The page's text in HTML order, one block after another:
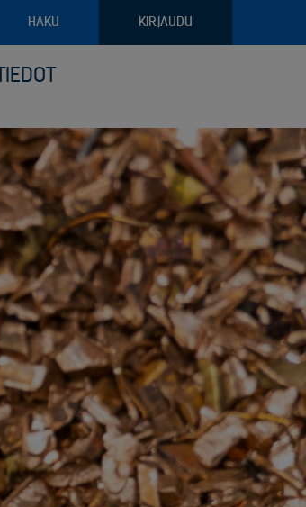
KIRJAUDU
HAKU
kierrätysratkaisut
dokumenttien turvatuhous
ja keräilyssä
kierrätys
ja loppusijoitus